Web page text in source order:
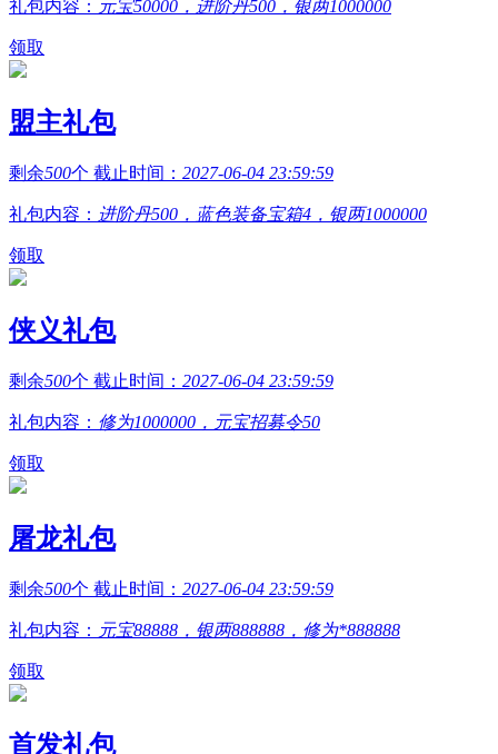
礼包内容： 元宝50000，进阶丹500，银两1000000
领取
盟主礼包
剩余500个 截止时间： 2027-06-04 23:59:59
礼包内容： 进阶丹500，蓝色装备宝箱4，银两1000000
领取
侠义礼包
剩余500个 截止时间： 2027-06-04 23:59:59
礼包内容： 修为1000000，元宝招募令50
领取
屠龙礼包
剩余500个 截止时间： 2027-06-04 23:59:59
礼包内容： 元宝88888，银两888888，修为*888888
领取
首发礼包